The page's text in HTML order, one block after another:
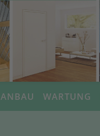
ANBAU WARTUNG